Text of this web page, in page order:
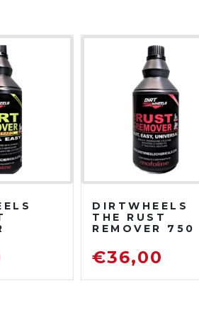
DIRTWHEELS
THE RUST
REMOVER 750
DISOSSIDANTE
RIMUOVI
€36,00